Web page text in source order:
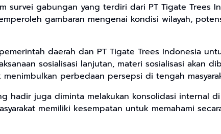
survei gabungan yang terdiri dari PT Tigate Trees
gambaran mengenai kondisi wilayah,
daerah dan PT Tigate Trees Indonesia
sosialisasi lanjutan, materi sosialisasi akan
perbedaan persepsi di tengah
hadir juga diminta melakukan konsolidasi internal
memiliki kesempatan untuk memahami